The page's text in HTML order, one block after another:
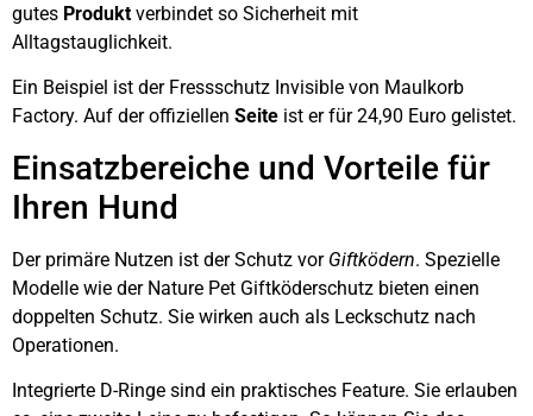
gutes Produkt verbindet so Sicherheit mit
Alltagstauglichkeit.
Ein Beispiel ist der Fressschutz Invisible von Maulkorb
Factory. Auf der offiziellen Seite ist er für 24,90 Euro gelistet.
Einsatzbereiche und Vorteile für
Ihren Hund
Der primäre Nutzen ist der Schutz vor Giftködern. Spezielle
Modelle wie der Nature Pet Giftköderschutz bieten einen
doppelten Schutz. Sie wirken auch als Leckschutz nach
Operationen.
Integrierte D-Ringe sind ein praktisches Feature. Sie erlauben